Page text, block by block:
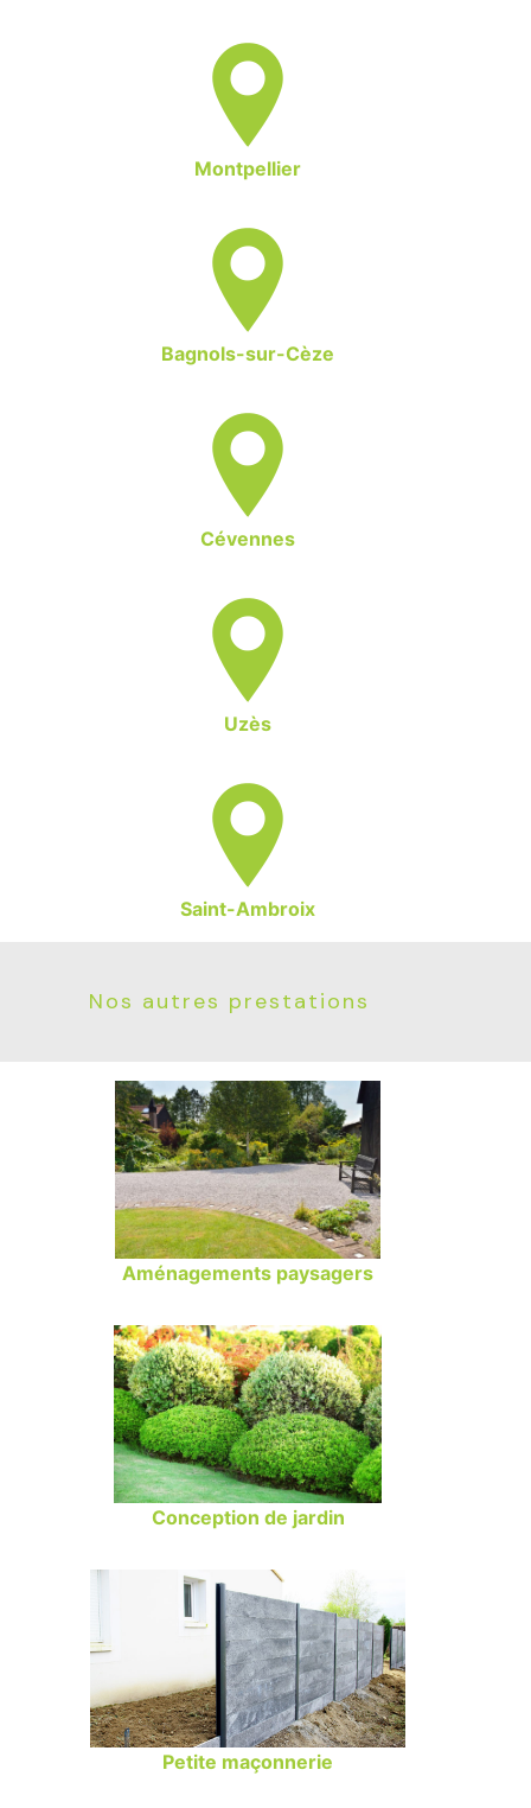
Montpellier
Bagnols-sur-Cèze
Cévennes
Uzès
Saint-Ambroix
Nos autres prestations
Aménagements paysagers
Conception de jardin
Petite maçonnerie